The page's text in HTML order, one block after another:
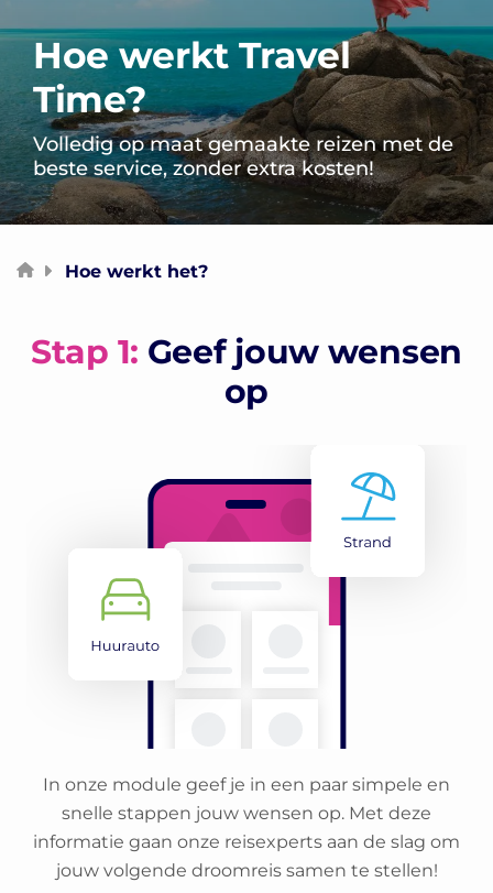
Hoe werkt Travel
Time?
Volledig op maat gemaakte reizen met de
beste service, zonder extra kosten!
Hoe werkt het?
Stap 1: Geef jouw wensen
op
In onze module geef je in een paar simpele en
snelle stappen jouw wensen op. Met deze
informatie gaan onze reisexperts aan de slag om
jouw volgende droomreis samen te stellen!